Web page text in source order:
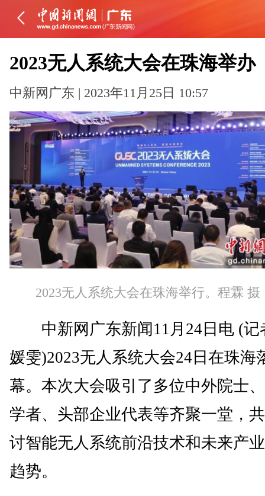
2023无人系统大会在珠海举办
中新网广东 | 2023年11月25日 10:57
2023无人系统大会在珠海举行。程霖 摄
中新网广东新闻11月24日电 (记
媛雯)2023无人系统大会24日在珠海
幕。本次大会吸引了多位中外院士
学者、头部企业代表等齐聚一堂，
讨智能无人系统前沿技术和未来产
趋势。